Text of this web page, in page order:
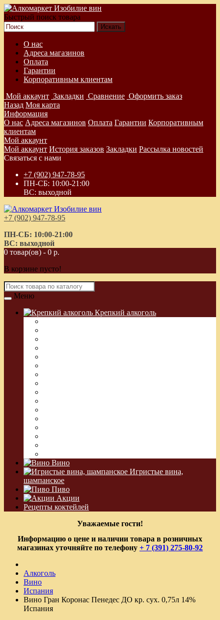
Быстрый поиск товара
О нас
Адреса магазинов
Оплата
Гарантии
Корпоративным клиентам
Мой аккаунт Закладки Сравнение Оформить заказ
Назад Моя карта
Информация
О нас Адреса магазинов Оплата Гарантии Корпоративным
клиентам
Мой аккаунт
Мой аккаунт История заказов Закладки Рассылка новостей
Связаться с нами
+7 (902) 947-78-95
ПН-СБ: 10:00-21:00
ВС: выходной
+7 (902) 947-78-95
ПН-СБ: 10:00-21:00
ВС: выходной
0 товар(ов) - 0 р.
В корзине пусто!
Меню
Крепкий алкоголь
Вино
Игристые вина,
шампанское
Пиво
Акции
Рецепты коктейлей
Уважаемые гости!
Информацию о цене и наличии товара в розничных
магазинах уточняйте по телефону + 7 (391) 275-80-92
Алкоголь
Вино
Испания
Вино Гран Коронас Пенедес ДО кр. сух. 0,75л 14%
Испания